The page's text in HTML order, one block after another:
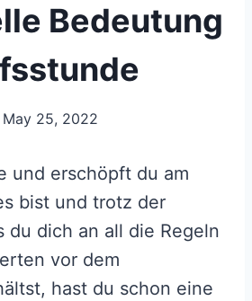
Bedeutung
May 25, 2022
und erschöpft du am
bist und trotz der
du dich an all die Regeln
vor dem
hast du schon eine